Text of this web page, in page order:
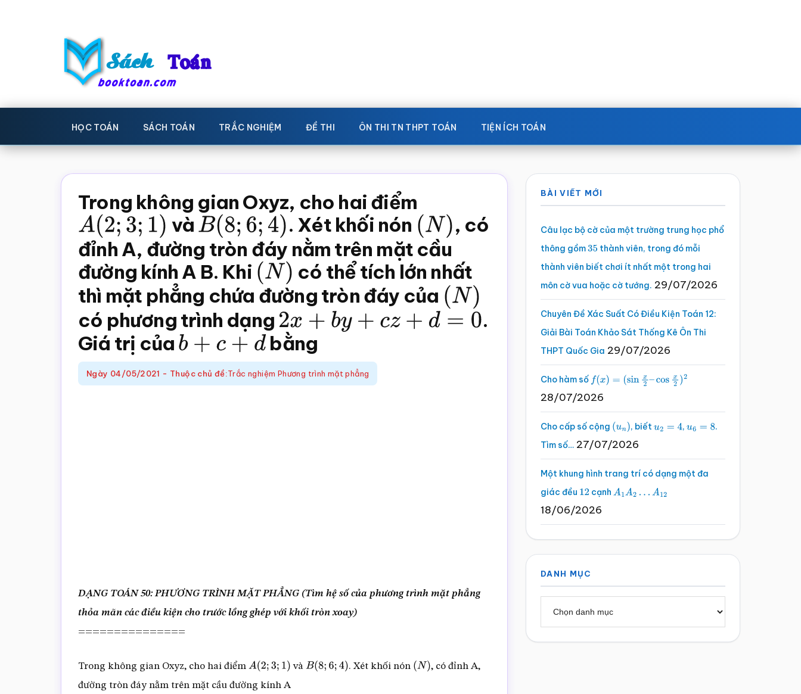
Sách
Toán
-
Học
toán
Học
toán,
toán,
Sách
khoa
Toán,
trắc
nghiệm
online
HỌC TOÁN SÁCH TOÁN TRẮC NGHIỆM ĐỀ THI ÔN THI TN THPT TOÁN TIỆN ÍCH TOÁN
Trong không gian Oxyz, cho hai điểm
A(2;3;1 ) và B(8;6;4) . Xét khối nón (N) , có
đỉnh A, đường tròn đáy nằm trên mặt cầu
đường kính A B. Khi (N) có thể tích lớn nhất
thì mặt phẳng chứa đường tròn đáy của (N)
có phương trình dạng 2x+b y+cz+d=0
.
Giá trị của b +c + d bằng
Ngày 04/05/2021 - Thuộc chủ đề:Trắc nghiệm Phương trình mặt phẳng
DẠNG TOÁN 50: PHƯƠNG TRÌNH MẶT PHẲNG (Tìm hệ số của phương trình mặt phẳng
thỏa mãn các điều kiện cho trước lồng ghép với khối tròn xoay)
===============
Trong không gian Oxyz, cho hai điểm A(2;3 ;1) vàB(8;6 ;4) . Xét khối nón (N) , có đỉnh A,
đường tròn đáy nằm trên mặt cầu đường kính A
Sidebar
chính
BÀI VIẾT MỚI
Câu lạc bộ cờ của một trường trung học phổ
thông gồm35 thành viên, trong đó mỗi
thành viên biết chơi ít nhất một trong hai
môn cờ vua hoặc cờ tướng. 29/07/2026
Chuyên Đề Xác Suất Có Điều Kiện Toán 12:
Giải Bài Toán Khảo Sát Thống Kê Ôn Thi
THPT Quốc Gia 29/07/2026
Cho hàm số f(x)=(sinx2 –cosx2 )2
28/07/2026
Cho cấp số cộng (un), biếtu2 =4 , u6 =8
.
Tìm số… 27/07/2026
Một khung hình trang trí có dạng một đa
giác đều 12 cạnh A1A2…A 12
18/06/2026
DANH MỤC